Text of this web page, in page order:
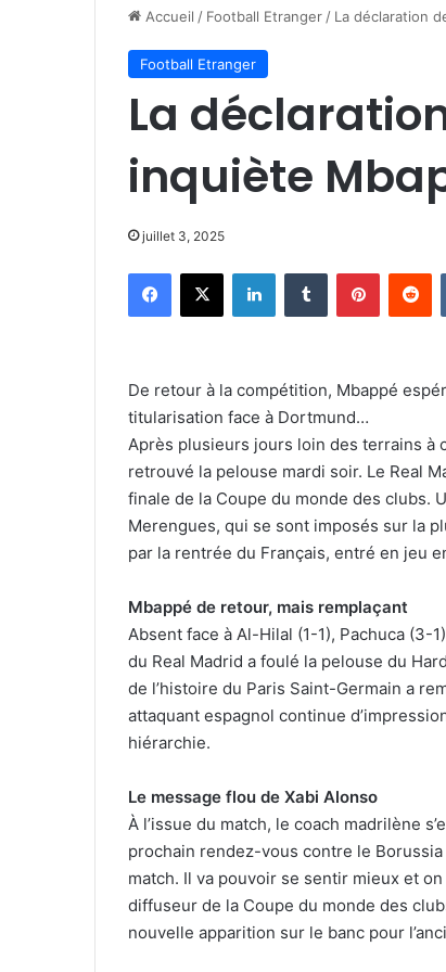
Accueil / Football Etranger / La déclaration
Football Etranger
La
inquiète
juillet 3, 2025
Facebook
X LinkedinTumblr Pinterest
De retour à la compétition, Mbappé
titularisation face à Dortmund…
Après plusieurs jours loin des terrains à
retrouvé la pelouse mardi soir. Le Real
finale de la Coupe du monde des clubs.
Merengues, qui se sont imposés sur la
par la rentrée du Français, entré en jeu
Mbappé de retour, mais remplaçant
Absent face à Al-Hilal (1-1), Pachuca (3-
du Real Madrid a foulé la pelouse du
de l’histoire du Paris Saint-Germain a
attaquant espagnol continue
hiérarchie.
Le message flou de Xabi Alonso
À l’issue du match, le coach madrilène
prochain rendez-vous contre le
match. Il va pouvoir se sentir mieux et
diffuseur de la Coupe du monde des
nouvelle apparition sur le banc pour